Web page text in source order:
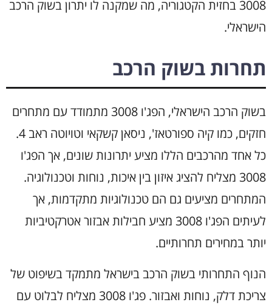
3008 בחזית הקטגוריה, מה שמקנה לו יתרון בשוק הרכב
הישראלי.
תחרות בשוק הרכב
בשוק הרכב הישראלי, הפג'ו 3008 מתמודד עם מתחרים
חזקים, כמו קיה ספורטאז', ניסאן קשקאי וטויוטה ראב 4.
כל אחד מהרכבים הללו מציע יתרונות שונים, אך הפג'ו
3008 מצליח להציג איזון בין איכות, נוחות וטכנולוגיה.
המתחרים מציעים גם הם טכנולוגיות מתקדמות, אך
לעיתים הפג'ו 3008 מציע חבילות אבזור אטרקטיביות
יותר במחירים תחרותיים.
הנוף התחרותי בשוק הרכב בישראל מתמקד בשיפוט של
צריכת דלק, נוחות ואבזור. פג'ו 3008 מצליח לבלוט עם